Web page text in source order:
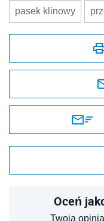
pasek klinowy
Oceń
Twoja